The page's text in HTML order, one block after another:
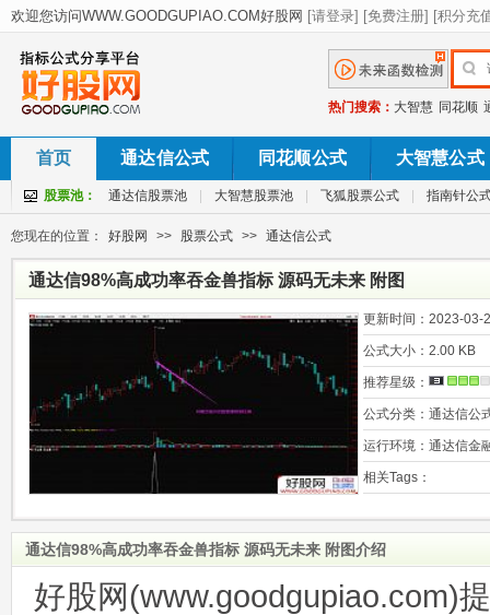
热门搜索： 大智慧 同花顺
首页 通达信公式 同花顺公式 大智慧公式
股票池： 通达信股票池 大智慧股票池 飞狐股票公式 指南针公
您现在的位置： 好股网 >> 股票公式 >> 通达信公式
通达信98%高成功率吞金兽指标 源码无未来 附图
更新时间： 2023-03-
公式大小： 2.00 KB
推荐星级：
公式分类： 通达信公
运行环境： 通达信金
相关Tags：
通达信98%高成功率吞金兽指标 源码无未来 附图介绍
好股网(www.goodgupiao.com)